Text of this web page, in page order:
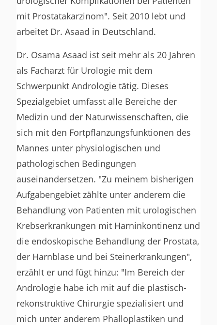
mit Prostatakarzinom". Seit 2010 lebt und
arbeitet Dr. Asaad in Deutschland.
Dr. Osama Asaad ist seit mehr als 20 Jahren
als Facharzt für Urologie mit dem
Schwerpunkt Andrologie tätig. Dieses
Spezialgebiet umfasst alle Bereiche der
Medizin und der Naturwissenschaften, die
sich mit den Fortpflanzungsfunktionen des
Mannes unter physiologischen und
pathologischen Bedingungen
auseinandersetzen. "Zu meinem bisherigen
Aufgabengebiet zählte unter anderem die
Behandlung von Patienten mit urologischen
Krebserkrankungen mit Harninkontinenz und
die endoskopische Behandlung der Prostata,
der Harnblase und bei Steinerkrankungen",
erzählt er und fügt hinzu: "Im Bereich der
Andrologie habe ich mit auf die plastisch-
rekonstruktive Chirurgie spezialisiert und
mich unter anderem Phalloplastiken und